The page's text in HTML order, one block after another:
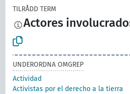
TILRÅDD TERM
Actores
UNDERORDNA OMGREP
Actividad
Activistas por el derecho a la tierra